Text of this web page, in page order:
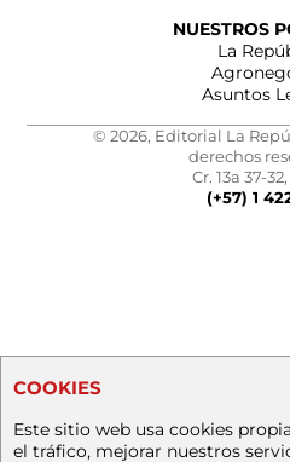
NUESTROS
La
Asuntos
© 2026, Editorial La
derechos
Cr. 13a 37-
(+57) 1
COOKIES
Este sitio web usa cookies
el tráfico, mejorar nuestros